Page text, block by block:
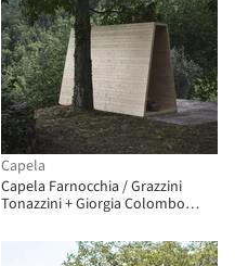
Capela
Capela Farnocchia / Grazzini
Tonazzini + Giorgia Colombo